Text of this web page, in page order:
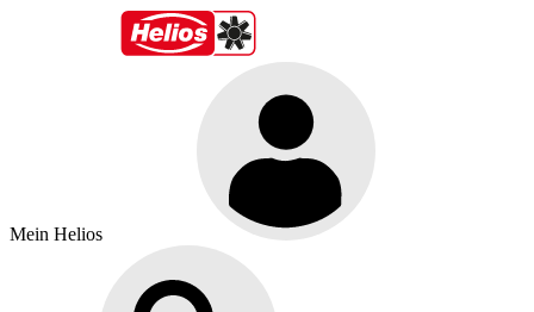
Mein Helios